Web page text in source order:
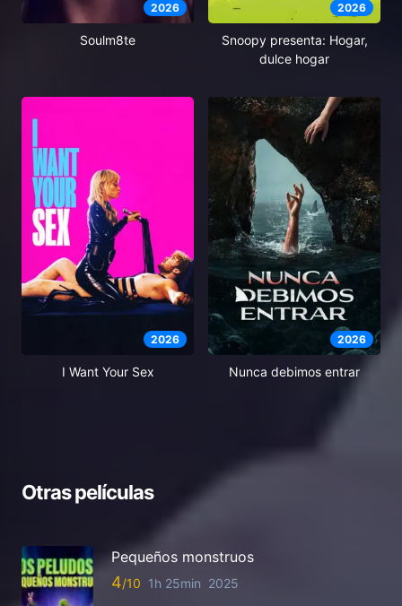
2026
Soulm8te
2026
Snoopy presenta: Hogar,
dulce hogar
2026
I Want Your Sex
2026
Nunca debimos entrar
Otras películas
Pequeños monstruos
4 1h 25min 2025